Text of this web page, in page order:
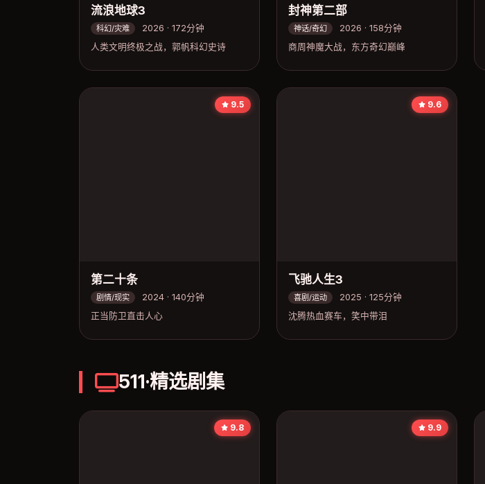
流浪地球3
科幻/灾难
2026 · 172分钟
人类文明终极之战，郭帆科幻史诗
封神第二部
神话/奇幻
2026 · 158分钟
商周神魔大战，东方奇幻巅峰
9.5
第二十条
剧情/现实
2024 · 140分钟
正当防卫直击人心
9.6
飞驰人生3
喜剧/运动
2025 · 125分钟
沈腾热血赛车，笑中带泪
511·精选剧集
9.8 9.9